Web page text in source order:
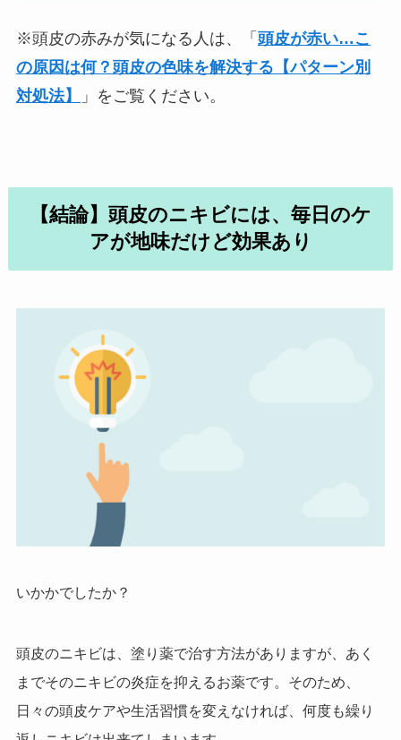
※頭皮の赤みが気になる人は、「 頭皮が赤い…こ
の原因は何？頭皮の色味を解決する【パターン別
対処法】
」をご覧ください。
【結論】頭皮のニキビには、毎日のケ
アが地味だけど効果あり
いかかでしたか？
頭皮のニキビは、塗り薬で治す方法がありますが、あく
までそのニキビの炎症を抑えるお薬です。そのため、
日々の頭皮ケアや生活習慣を変えなければ、何度も繰り